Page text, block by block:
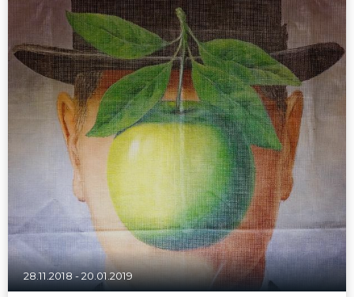
28.11.2018-20.01.2019